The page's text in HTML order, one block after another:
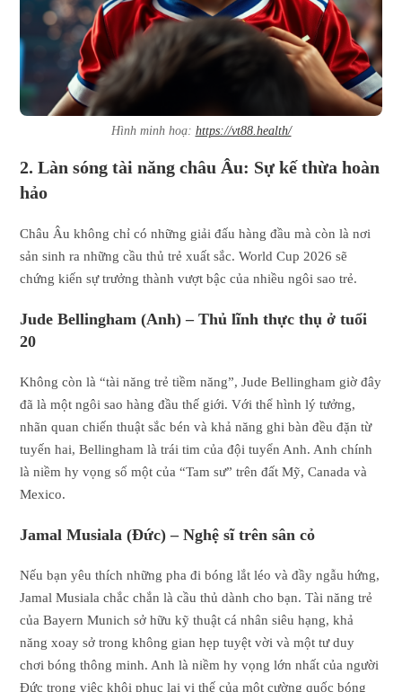
Hình minh hoạ: https://vt88.health/
2. Làn sóng tài năng châu Âu: Sự kế thừa hoàn
hảo
Châu Âu không chỉ có những giải đấu hàng đầu mà còn là nơi
sản sinh ra những cầu thủ trẻ xuất sắc. World Cup 2026 sẽ
chứng kiến sự trưởng thành vượt bậc của nhiều ngôi sao trẻ.
Jude Bellingham (Anh) – Thủ lĩnh thực thụ ở tuổi
20
Không còn là “tài năng trẻ tiềm năng”, Jude Bellingham giờ đây
đã là một ngôi sao hàng đầu thế giới. Với thể hình lý tưởng,
nhãn quan chiến thuật sắc bén và khả năng ghi bàn đều đặn từ
tuyến hai, Bellingham là trái tim của đội tuyển Anh. Anh chính
là niềm hy vọng số một của “Tam sư” trên đất Mỹ, Canada và
Mexico.
Jamal Musiala (Đức) – Nghệ sĩ trên sân cỏ
Nếu bạn yêu thích những pha đi bóng lắt léo và đầy ngẫu hứng,
Jamal Musiala chắc chắn là cầu thủ dành cho bạn. Tài năng trẻ
của Bayern Munich sở hữu kỹ thuật cá nhân siêu hạng, khả
năng xoay sở trong không gian hẹp tuyệt vời và một tư duy
chơi bóng thông minh. Anh là niềm hy vọng lớn nhất của người
Đức trong việc khôi phục lại vị thế của một cường quốc bóng